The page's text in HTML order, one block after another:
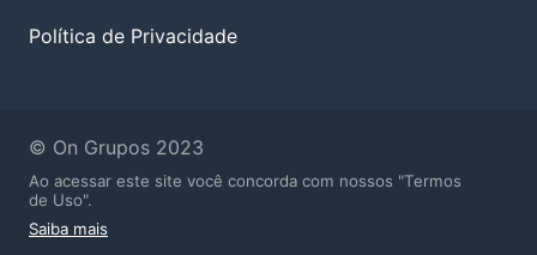
Política de Privacidade
© On Grupos 2023
Ao acessar este site você concorda com nossos "Termos
de Uso".
Saiba mais